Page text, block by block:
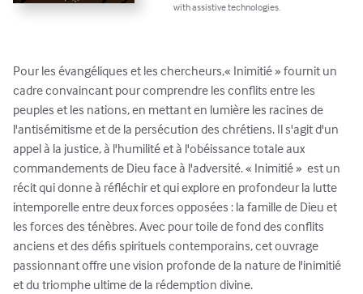
with assistive technologies.
Pour les évangéliques et les chercheurs,« Inimitié » fournit un
cadre convaincant pour comprendre les conflits entre les
peuples et les nations, en mettant en lumière les racines de
l'antisémitisme et de la persécution des chrétiens. Il s'agit d'un
appel à la justice, à l'humilité et à l'obéissance totale aux
commandements de Dieu face à l'adversité. « Inimitié »  est un
récit qui donne à réfléchir et qui explore en profondeur la lutte
intemporelle entre deux forces opposées : la famille de Dieu et
les forces des ténèbres. Avec pour toile de fond des conflits
anciens et des défis spirituels contemporains, cet ouvrage
passionnant offre une vision profonde de la nature de l'inimitié
et du triomphe ultime de la rédemption divine.